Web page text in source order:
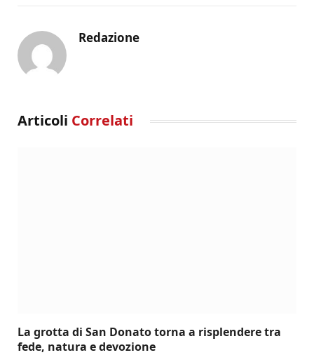
Redazione
Articoli Correlati
La grotta di San Donato torna a risplendere tra
fede, natura e devozione